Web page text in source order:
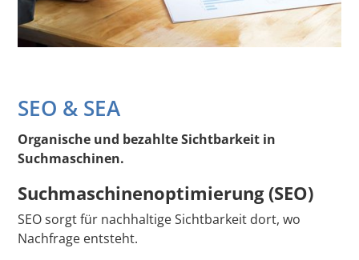
SEO & SEA
Organische und bezahlte Sichtbarkeit in
Suchmaschinen.
Suchmaschinenoptimierung (SEO)
SEO sorgt für nachhaltige Sichtbarkeit dort, wo
Nachfrage entsteht.